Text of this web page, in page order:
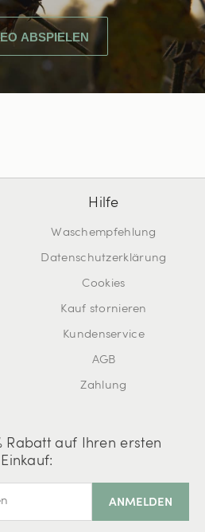
ABSPIELEN
Hilfe
Waschempfehlung
Datenschutzerklärung
Cookies
Kauf stornieren
Kundenservice
AGB
Zahlung
Rabatt auf Ihren ersten
Einkauf: